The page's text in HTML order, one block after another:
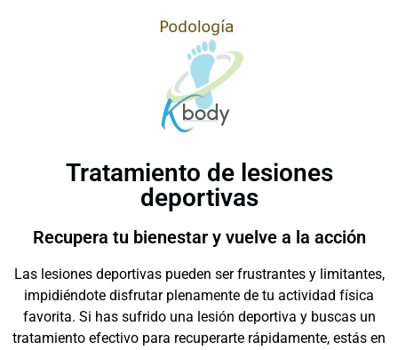
Tratamiento de lesiones
deportivas
Recupera tu bienestar y vuelve a la acción
Las lesiones deportivas pueden ser frustrantes y limitantes,
impidiéndote disfrutar plenamente de tu actividad física
favorita. Si has sufrido una lesión deportiva y buscas un
tratamiento efectivo para recuperarte rápidamente, estás en